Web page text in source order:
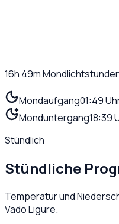
16h 49m
Mondaufgang01:49
Monduntergang18:39
Stündlich
Stündliche
Temperatur und
Vado Ligure.